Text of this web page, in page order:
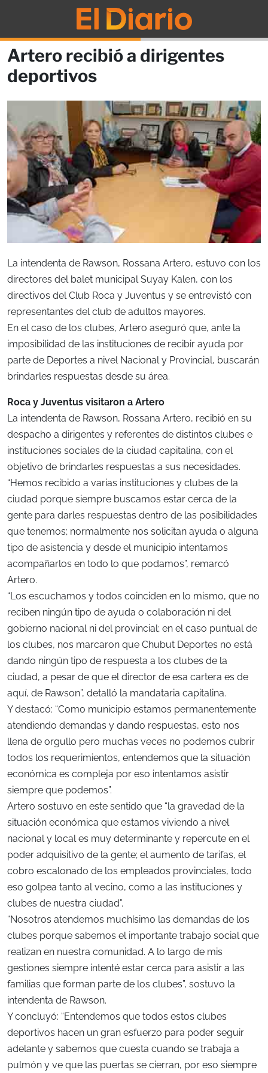
Artero recibió a dirigentes
deportivos
La intendenta de Rawson, Rossana Artero, estuvo con los
directores del balet municipal Suyay Kalen, con los
directivos del Club Roca y Juventus y se entrevistó con
representantes del club de adultos mayores.
En el caso de los clubes, Artero aseguró que, ante la
imposibilidad de las instituciones de recibir ayuda por
parte de Deportes a nivel Nacional y Provincial, buscarán
brindarles respuestas desde su área.
Roca y Juventus visitaron a Artero
La intendenta de Rawson, Rossana Artero, recibió en su
despacho a dirigentes y referentes de distintos clubes e
instituciones sociales de la ciudad capitalina, con el
objetivo de brindarles respuestas a sus necesidades.
“Hemos recibido a varias instituciones y clubes de la
ciudad porque siempre buscamos estar cerca de la
gente para darles respuestas dentro de las posibilidades
que tenemos; normalmente nos solicitan ayuda o alguna
tipo de asistencia y desde el municipio intentamos
acompañarlos en todo lo que podamos”, remarcó
Artero.
“Los escuchamos y todos coinciden en lo mismo, que no
reciben ningún tipo de ayuda o colaboración ni del
gobierno nacional ni del provincial; en el caso puntual de
los clubes, nos marcaron que Chubut Deportes no está
dando ningún tipo de respuesta a los clubes de la
ciudad, a pesar de que el director de esa cartera es de
aquí, de Rawson”, detalló la mandataria capitalina.
Y destacó: “Como municipio estamos permanentemente
atendiendo demandas y dando respuestas, esto nos
llena de orgullo pero muchas veces no podemos cubrir
todos los requerimientos, entendemos que la situación
económica es compleja por eso intentamos asistir
siempre que podemos”.
Artero sostuvo en este sentido que “la gravedad de la
situación económica que estamos viviendo a nivel
nacional y local es muy determinante y repercute en el
poder adquisitivo de la gente; el aumento de tarifas, el
cobro escalonado de los empleados provinciales, todo
eso golpea tanto al vecino, como a las instituciones y
clubes de nuestra ciudad”.
“Nosotros atendemos muchísimo las demandas de los
clubes porque sabemos el importante trabajo social que
realizan en nuestra comunidad. A lo largo de mis
gestiones siempre intenté estar cerca para asistir a las
familias que forman parte de los clubes”, sostuvo la
intendenta de Rawson.
Y concluyó: “Entendemos que todos estos clubes
deportivos hacen un gran esfuerzo para poder seguir
adelante y sabemos que cuesta cuando se trabaja a
pulmón y ve que las puertas se cierran, por eso siempre